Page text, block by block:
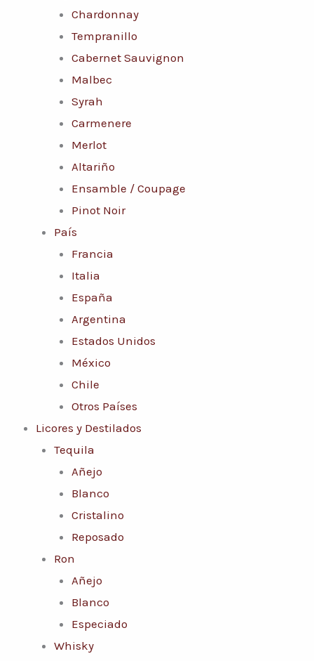
Chardonnay
Tempranillo
Cabernet Sauvignon
Malbec
Syrah
Carmenere
Merlot
Altariño
Ensamble / Coupage
Pinot Noir
País
Francia
Italia
España
Argentina
Estados Unidos
México
Chile
Otros Países
Licores y Destilados
Tequila
Añejo
Blanco
Cristalino
Reposado
Ron
Añejo
Blanco
Especiado
Whisky